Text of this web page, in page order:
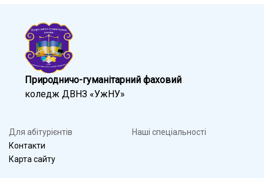
Природничо-гуманітарний фаховий
коледж ДВНЗ «УжНУ»
Для абітурієнтів
Контакти
Карта сайту
Наші спеціальності